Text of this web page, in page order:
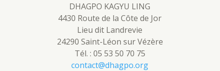
DHAGPO KAGYU LING
4430 Route de la Côte de Jor
Lieu dit Landrevie
24290 Saint-Léon sur Vézère
Tél. : 05 53 50 70 75
contact@dhagpo.org